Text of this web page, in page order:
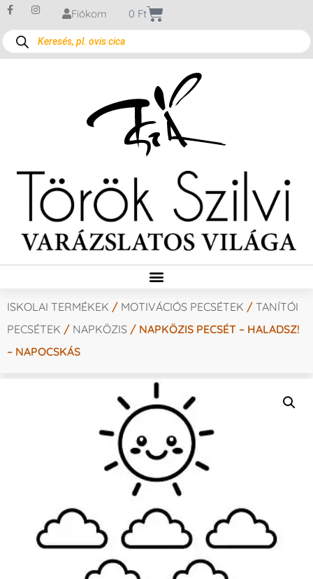
Fiókom 0 Ft
ISKOLAI TERMÉKEK / MOTIVÁCIÓS PECSÉTEK / TANÍTÓI
PECSÉTEK / NAPKÖZIS / NAPKÖZIS PECSÉT – HALADSZ!
– NAPOCSKÁS